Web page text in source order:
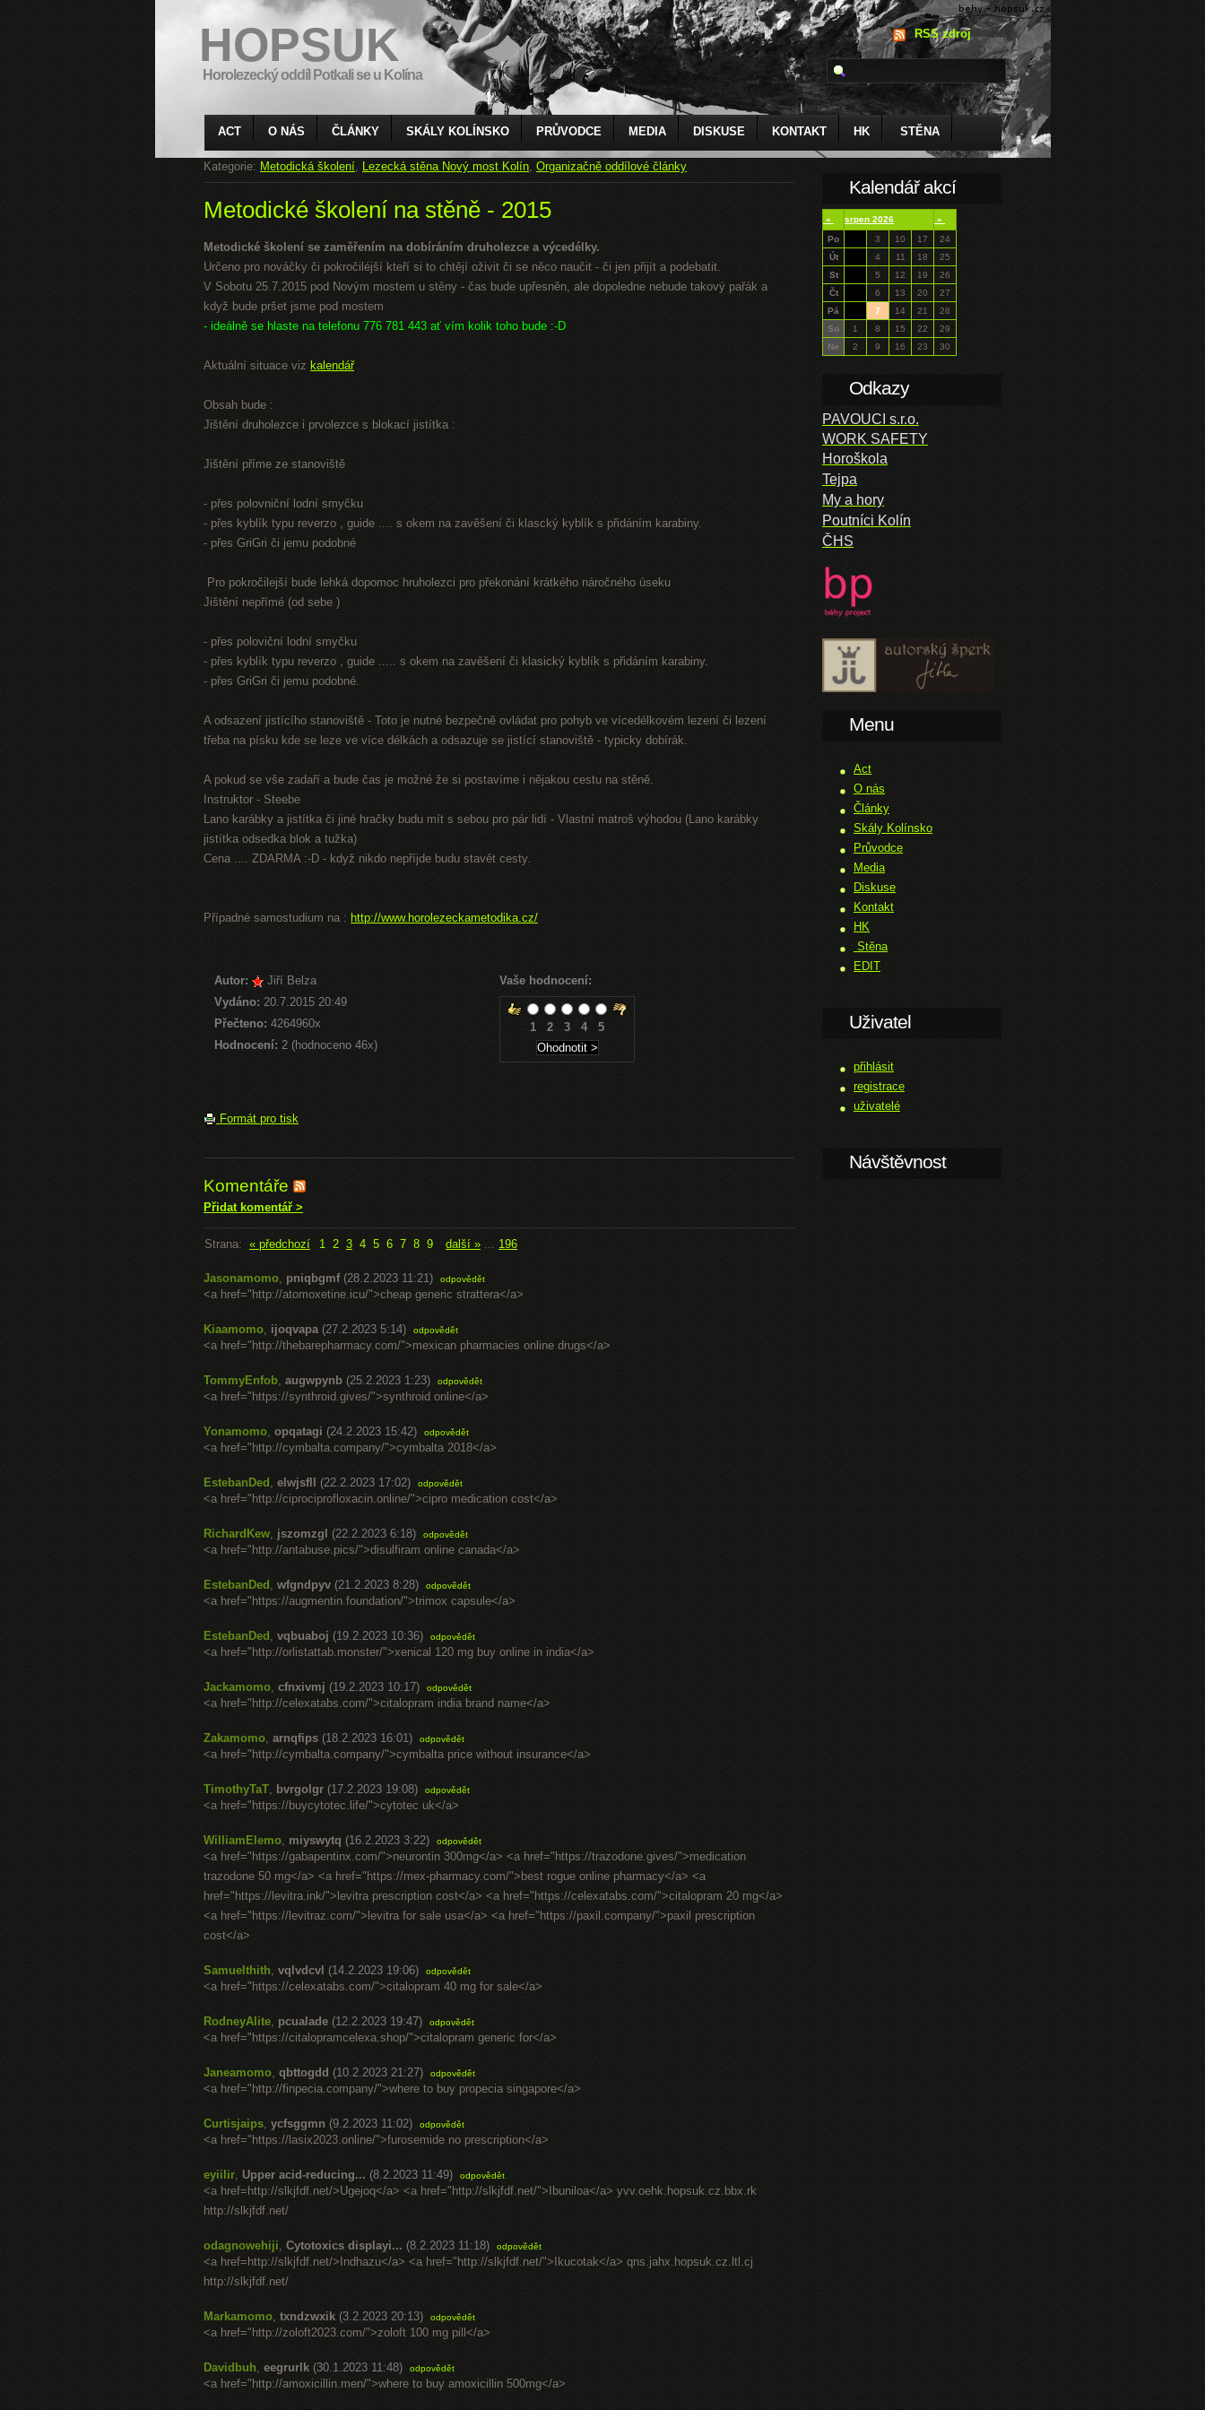
HOPSUK
Horolezecký oddíl Potkali se u Kolína
RSS zdroj
ACT O NÁS ČLÁNKY SKÁLY KOLÍNSKO PRŮVODCE MEDIA DISKUSE KONTAKT HK STĚNA
Kategorie: Metodická školení, Lezecká stěna Nový most Kolín,Organizačně oddílové články
Metodické školení na stěně - 2015
Metodické školení se zaměřením na dobíráním druholezce a výcedélky.
Určeno pro nováčky či pokročiléjší kteří si to chtějí oživit či se něco naučit - či jen přijít a podebatit.
V Sobotu 25.7.2015 pod Novým mostem u stěny - čas bude upřesněn, ale dopoledne nebude takový pařák a
když bude pršet jsme pod mostem
- ideálně se hlaste na telefonu 776 781 443 ať vím kolik toho bude :-D
Aktuální situace viz kalendář
Obsah bude :
Jištění druholezce i prvolezce s blokací jistítka :
Jištění příme ze stanoviště
- přes polovniční lodní smyčku
- přes kyblík typu reverzo , guide .... s okem na zavěšení či klascký kyblík s přidáním karabiny.
- přes GriGri či jemu podobné
Pro pokročilejší bude lehká dopomoc hruholezci pro překonání krátkého náročného úseku
Jištění nepřímé (od sebe )
- přes poloviční lodní smyčku
- přes kyblík typu reverzo , guide ..... s okem na zavěšení či klasický kyblík s přidáním karabiny.
- přes GriGri či jemu podobné.
A odsazení jistícího stanoviště - Toto je nutné bezpečně ovládat pro pohyb ve vícedélkovém lezení či lezení
třeba na písku kde se leze ve více délkách a odsazuje se jistící stanoviště - typicky dobírák.
A pokud se vše zadaří a bude čas je možné že si postavíme i nějakou cestu na stěně.
Instruktor - Steebe
Lano karábky a jistítka či jiné hračky budu mít s sebou pro pár lidí - Vlastní matroš výhodou (Lano karábky
jistítka odsedka blok a tužka)
Cena .... ZDARMA :-D - když nikdo nepříjde budu stavět cesty.
Případné samostudium na : http://www.horolezeckametodika.cz/
Autor:
Jiří Belza
Vydáno: 20.7.2015 20:49
Přečteno: 4264960x
Hodnocení: 2 (hodnoceno 46x)
Vaše hodnocení:
1 2 3 4 5
Formát pro tisk
Komentáře
Přidat komentář >
Strana: « předchozí 1 2 3 4 5 6 7 8 9 další » ... 196
Jasonamomo, pniqbgmf (28.2.2023 11:21) odpovědět
<a href="http://atomoxetine.icu/">cheap generic strattera</a>
Kiaamomo, ijoqvapa (27.2.2023 5:14) odpovědět
<a href="http://thebarepharmacy.com/">mexican pharmacies online drugs</a>
TommyEnfob, augwpynb (25.2.2023 1:23) odpovědět
<a href="https://synthroid.gives/">synthroid online</a>
Yonamomo, opqatagi (24.2.2023 15:42) odpovědět
<a href="http://cymbalta.company/">cymbalta 2018</a>
EstebanDed , elwjsfll (22.2.2023 17:02) odpovědět
<a href="http://ciprociprofloxacin.online/">cipro medication cost</a>
RichardKew, jszomzgl (22.2.2023 6:18) odpovědět
<a href="http://antabuse.pics/">disulfiram online canada</a>
EstebanDed , wfgndpyv (21.2.2023 8:28) odpovědět
<a href="https://augmentin.foundation/">trimox capsule</a>
EstebanDed , vqbuaboj (19.2.2023 10:36) odpovědět
<a href="http://orlistattab.monster/">xenical 120 mg buy online in india</a>
Jackamomo, cfnxivmj (19.2.2023 10:17) odpovědět
<a href="http://celexatabs.com/">citalopram india brand name</a>
Zakamomo, arnqfips (18.2.2023 16:01) odpovědět
<a href="http://cymbalta.company/">cymbalta price without insurance</a>
TimothyTaT, bvrgolgr (17.2.2023 19:08) odpovědět
<a href="https://buycytotec.life/">cytotec uk</a>
WilliamElemo, miyswytq (16.2.2023 3:22) odpovědět
<a href="https://gabapentinx.com/">neurontin 300mg</a> <a href="https://trazodone.gives/">medication
trazodone 50 mg</a> <a href="https://mex-pharmacy.com/">best rogue online pharmacy</a> <a
href="https://levitra.ink/">levitra prescription cost</a> <a href="https://celexatabs.com/">citalopram 20 mg</a>
<a href="https://levitraz.com/">levitra for sale usa</a> <a href="https://paxil.company/">paxil prescription
cost</a>
Samuelthith, vqlvdcvl (14.2.2023 19:06) odpovědět
<a href="https://celexatabs.com/">citalopram 40 mg for sale</a>
RodneyAlite, pcualade (12.2.2023 19:47) odpovědět
<a href="https://citalopramcelexa.shop/">citalopram generic for</a>
Janeamomo, qbttogdd (10.2.2023 21:27) odpovědět
<a href="http://finpecia.company/">where to buy propecia singapore</a>
Curtisjaips, ycfsggmn (9.2.2023 11:02) odpovědět
<a href="https://lasix2023.online/">furosemide no prescription</a>
eyiilir, Upper acid-reducing... (8.2.2023 11:49) odpovědět
<a href=http://slkjfdf.net/>Ugejoq</a> <a href="http://slkjfdf.net/">Ibuniloa</a> yvv.oehk.hopsuk.cz.bbx.rk
http://slkjfdf.net/
odagnowehiji, Cytotoxics displayi... (8.2.2023 11:18) odpovědět
<a href=http://slkjfdf.net/>Indhazu</a> <a href="http://slkjfdf.net/">Ikucotak</a> qns.jahx.hopsuk.cz.ltl.cj
http://slkjfdf.net/
Markamomo, txndzwxik (3.2.2023 20:13) odpovědět
<a href="http://zoloft2023.com/">zoloft 100 mg pill</a>
Davidbuh, eegrurlk (30.1.2023 11:48) odpovědět
<a href="http://amoxicillin.men/">where to buy amoxicillin 500mg</a>
Kalendář akcí
« srpen 2026
»
Po
3 10 17
24
Út
4 11 18
25
St
5 12 19
26
Čt
6 13 20
27
Pá
7 14 21
28
So
1 8 15 22
29
Ne
2 9 16 23 30
Odkazy
PAVOUCI s.r.o.
WORK SAFETY
Horoškola
Tejpa
My a hory
Poutníci Kolín
ČHS
Menu
Act
O nás
Články
Skály Kolínsko
Průvodce
Media
Diskuse
Kontakt
HK
Stěna
EDIT
Uživatel
přihlásit
registrace
uživatelé
Návštěvnost